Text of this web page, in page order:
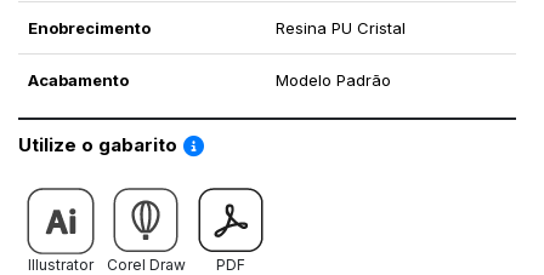
Enobrecimento Resina PU Cristal
Acabamento Modelo Padrão
Utilize o gabarito Saiba como utilizar os nossos gabaritos
Illustrator Corel Draw PDF